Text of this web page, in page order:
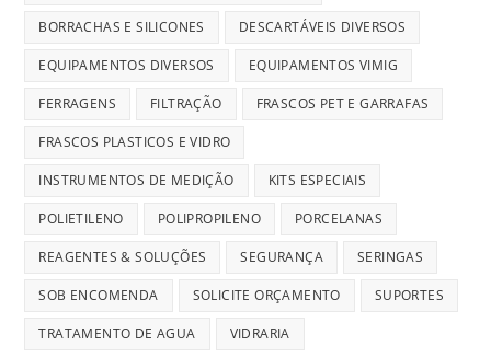
BORRACHAS E SILICONES DESCARTÁVEIS DIVERSOS
EQUIPAMENTOS DIVERSOS EQUIPAMENTOS VIMIG
FERRAGENS FILTRAÇÃO FRASCOS PET E GARRAFAS
FRASCOS PLASTICOS E VIDRO
INSTRUMENTOS DE MEDIÇÃO KITS ESPECIAIS
POLIETILENO POLIPROPILENO PORCELANAS
REAGENTES & SOLUÇÕES SEGURANÇA SERINGAS
SOB ENCOMENDA SOLICITE ORÇAMENTO SUPORTES
TRATAMENTO DE AGUA VIDRARIA